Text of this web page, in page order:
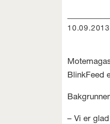
BlinkFeed
– Vi er